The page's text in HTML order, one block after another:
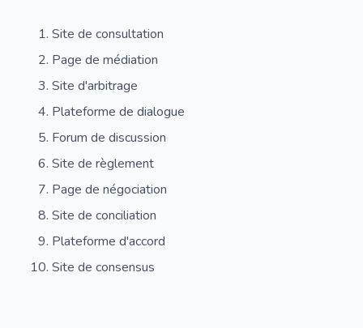
Télécommande
Projet
Analyse De Marché
Gestion De Projet
Site de consultation
Page de médiation
Site d'arbitrage
Plateforme de dialogue
Forum de discussion
Site de règlement
Page de négociation
Site de conciliation
Plateforme d'accord
Site de consensus